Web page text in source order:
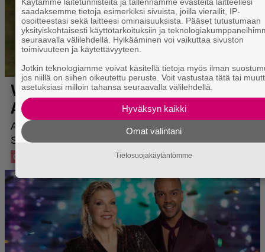
saadaksemme tietoja esimerkiksi sivuista, joilla vierailit, IP-
osoitteestasi sekä laitteesi ominaisuuksista. Pääset tutustumaan
yksityiskohtaisesti käyttötarkoituksiin ja
seuraavalla välilehdellä. Hylkääminen voi vaikuttaa sivuston
toimivuuteen ja käytettävyyteen.
Jotkin teknologiamme voivat käsitellä tietoja myös ilman
jos niillä on siihen oikeutettu peruste. Voit vastustaa tätä tai
asetuksiasi milloin tahansa seuraavalla välilehdellä.
Hyväksyn kaikki
Omat valintani
Tietosuojakäytäntömme